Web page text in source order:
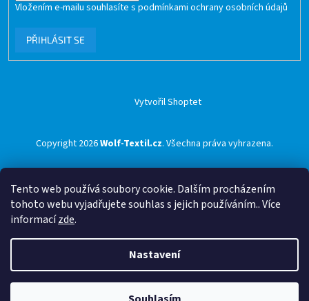
Tento web používá soubory cookie. Dalším procházením
tohoto webu vyjadřujete souhlas s jejich používáním.. Více
informacízde.
Nastavení
Vložením e-mailu souhlasíte s podmínkami ochrany osobních údajů
PŘIHLÁSIT SE
Vytvořil Shoptet
Copyright 2026Wolf-Textil.cz. Všechna práva vyhrazena.